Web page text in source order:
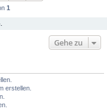
1
Gehe zu
erstellen.